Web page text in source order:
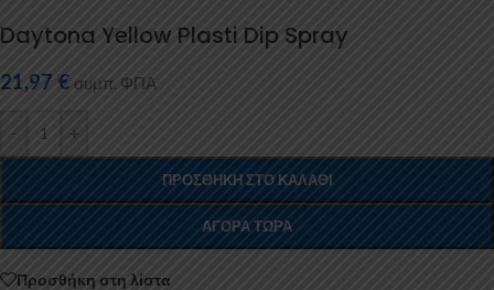
Daytona Yellow Plasti Dip Spray
21,97 € συμπ. ΦΠΑ
- +
ΠΡΟΣΘΉΚΗ ΣΤΟ ΚΑΛΆΘΙ
ΑΓΟΡΆ ΤΏΡΑ
Προσθήκη στη λίστα